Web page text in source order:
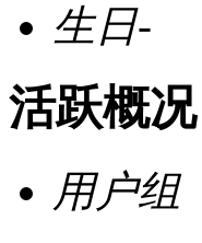
生日-
活跃概况
用户组